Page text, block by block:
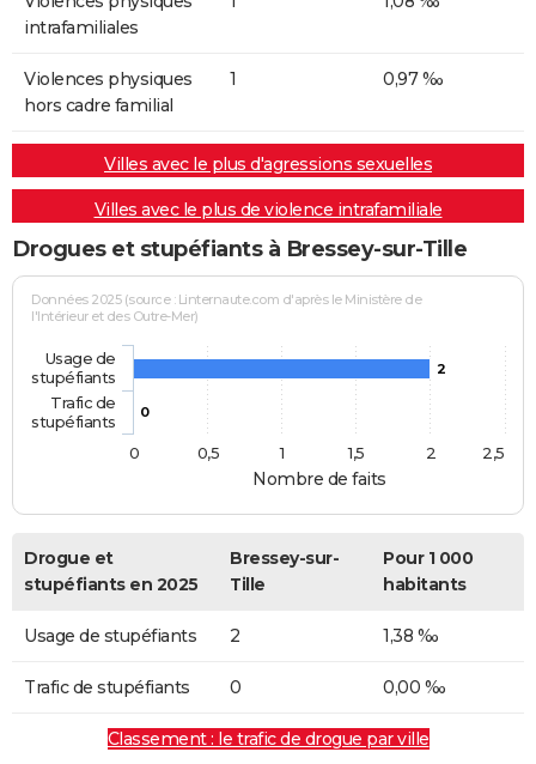
intrafamiliales
Violences physiques
hors cadre familial
1 0,97 ‰
Villes avec le plus d'agressions sexuelles
Villes avec le plus de violence intrafamiliale
Drogues et stupéfiants à Bressey-sur-Tille
Nombre de faits
Données 2025 (source : Linternaute.com d'après le Ministère de
l'Intérieur et des Outre-Mer)
2
0
Usage de
stupéfiants
Trafic de
stupéfiants
0
0,5 1 1,5 2 2,5
Drogue et
stupéfiants en 2025
Bressey-sur-
Tille
Pour 1 000
habitants
Usage de stupéfiants 2 1,38 ‰
Trafic de stupéfiants 0 0,00 ‰
Classement : le trafic de drogue par ville